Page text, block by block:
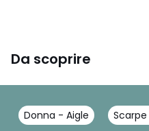
Da scoprire
Donna - Aigle